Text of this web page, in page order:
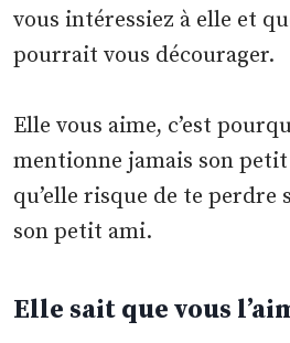
vous intéressiez à elle et
pourrait vous décourager.
Elle vous aime, c’est
mentionne jamais son
qu’elle risque de te perdre
son petit ami.
Elle sait que vous